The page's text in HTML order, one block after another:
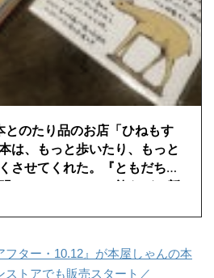
とのたり品のお店「ひねもす
は、もっと歩いたり、もっと
させてくれた。『ともだちは
フター・10.12』が本屋しゃんの本
ストアでも販売スタート／